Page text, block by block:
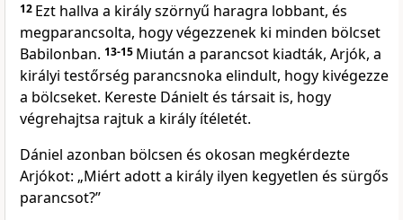
12 Ezt hallva a király szörnyű haragra lobbant, és
megparancsolta, hogy végezzenek ki minden bölcset
Babilonban. 13-15 Miután a parancsot kiadták, Arjók, a
királyi testőrség parancsnoka elindult, hogy kivégezze
a bölcseket. Kereste Dánielt és társait is, hogy
végrehajtsa rajtuk a király ítéletét.
Dániel azonban bölcsen és okosan megkérdezte
Arjókot: „Miért adott a király ilyen kegyetlen és sürgős
parancsot?”